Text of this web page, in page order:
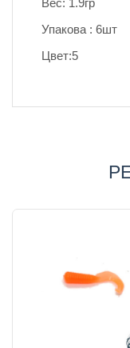
Вес: 1.9гр
Упакова : 6шт
Цвет:5